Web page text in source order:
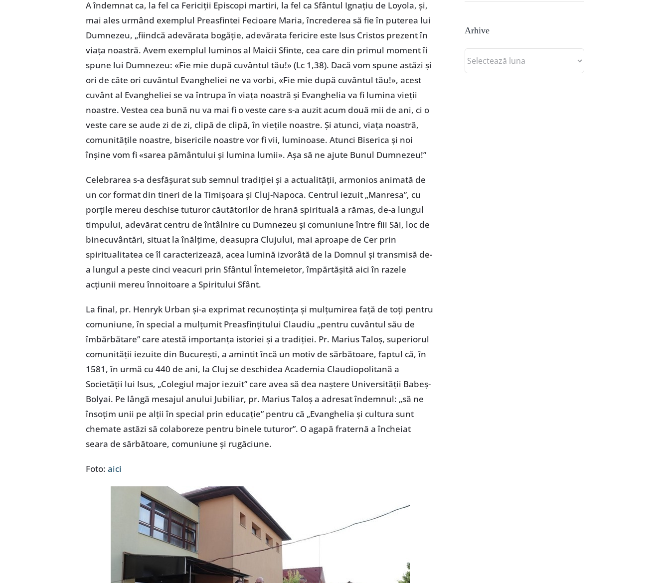
A îndemnat ca, la fel ca Fericiții Episcopi martiri, la fel ca Sfântul Ignațiu de Loyola, și,
mai ales urmând exemplul Preasfintei Fecioare Maria, încrederea să fie în puterea lui
Dumnezeu, „fiindcă adevărata bogăție, adevărata fericire este Isus Cristos prezent în
viața noastră. Avem exemplul luminos al Maicii Sfinte, cea care din primul moment îi
spune lui Dumnezeu: «Fie mie după cuvântul tău!» (Lc 1,38). Dacă vom spune astăzi și
ori de câte ori cuvântul Evangheliei ne va vorbi, «Fie mie după cuvântul tău!», acest
cuvânt al Evangheliei se va întrupa în viața noastră și Evanghelia va fi lumina vieții
noastre. Vestea cea bună nu va mai fi o veste care s-a auzit acum două mii de ani, ci o
veste care se aude zi de zi, clipă de clipă, în viețile noastre. Și atunci, viața noastră,
comunitățile noastre, bisericile noastre vor fi vii, luminoase. Atunci Biserica și noi
înșine vom fi «sarea pământului și lumina lumii». Așa să ne ajute Bunul Dumnezeu!”
Celebrarea s-a desfășurat sub semnul tradiției și a actualității, armonios animată de
un cor format din tineri de la Timișoara și Cluj-Napoca. Centrul iezuit „Manresa”, cu
porțile mereu deschise tuturor căutătorilor de hrană spirituală a rămas, de-a lungul
timpului, adevărat centru de întâlnire cu Dumnezeu și comuniune între fiii Săi, loc de
binecuvântări, situat la înălțime, deasupra Clujului, mai aproape de Cer prin
spiritualitatea ce îl caracterizează, acea lumină izvorâtă de la Domnul și transmisă de-
a lungul a peste cinci veacuri prin Sfântul Întemeietor, împărtășită aici în razele
acțiunii mereu înnoitoare a Spiritului Sfânt.
La final, pr. Henryk Urban și-a exprimat recunoștința și mulțumirea față de toți pentru
comuniune, în special a mulțumit Preasfințitului Claudiu „pentru cuvântul său de
îmbărbătare” care atestă importanța istoriei și a tradiției. Pr. Marius Taloș, superiorul
comunității iezuite din București, a amintit încă un motiv de sărbătoare, faptul că, în
1581, în urmă cu 440 de ani, la Cluj se deschidea Academia Claudiopolitană a
Societății lui Isus, „Colegiul major iezuit” care avea să dea naștere Universității Babeș-
Bolyai. Pe lângă mesajul anului Jubiliar, pr. Marius Taloș a adresat îndemnul: „să ne
însoțim unii pe alții în special prin educație” pentru că „Evanghelia și cultura sunt
chemate astăzi să colaboreze pentru binele tuturor”. O agapă fraternă a încheiat
seara de sărbătoare, comuniune și rugăciune.
Foto: aici
Arhive
Arhive